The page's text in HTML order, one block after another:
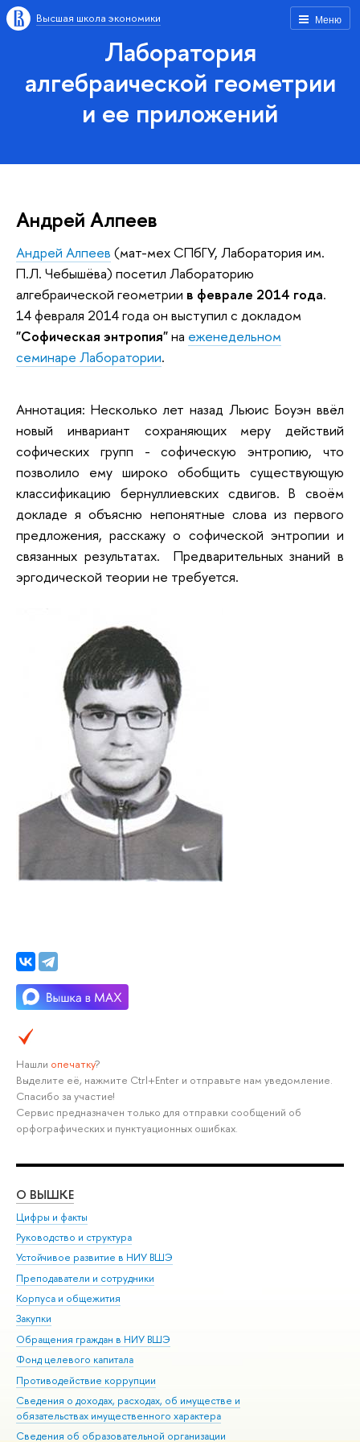
Меню
Высшая школа экономики
Лаборатория
алгебраической геометрии
и ее приложений
Андрей Алпеев
Андрей Алпеев (мат-мех СПбГУ, Лаборатория им.
П.Л. Чебышёва) посетил Лабораторию
алгебраической геометрии в феврале 2014 года.
14 февраля 2014 года он выступил с докладом
"Софическая энтропия"на еженедельном
семинаре Лаборатории.
Аннотация: Несколько лет назад Льюис Боуэн ввёл
новый инвариант сохраняющих меру действий
софических групп - софическую энтропию, что
позволило ему широко обобщить существующую
классификацию бернуллиевских сдвигов. В своём
докладе я объясню непонятные слова из первого
предложения, расскажу о софической энтропии и
связанных результатах. Предварительных знаний в
эргодической теории не требуется.
Нашли опечатку?
Выделите её, нажмите Ctrl+Enter и отправьте нам уведомление.
Спасибо за участие!
Сервис предназначен только для отправки сообщений об
орфографических и пунктуационных ошибках.
О ВЫШКЕ
Цифры и факты
Руководство и структура
Устойчивое развитие в НИУ ВШЭ
Преподаватели и сотрудники
Корпуса и общежития
Закупки
Обращения граждан в НИУ ВШЭ
Фонд целевого капитала
Противодействие коррупции
Сведения о доходах, расходах, об имуществе и
обязательствах имущественного характера
Сведения об образовательной организации